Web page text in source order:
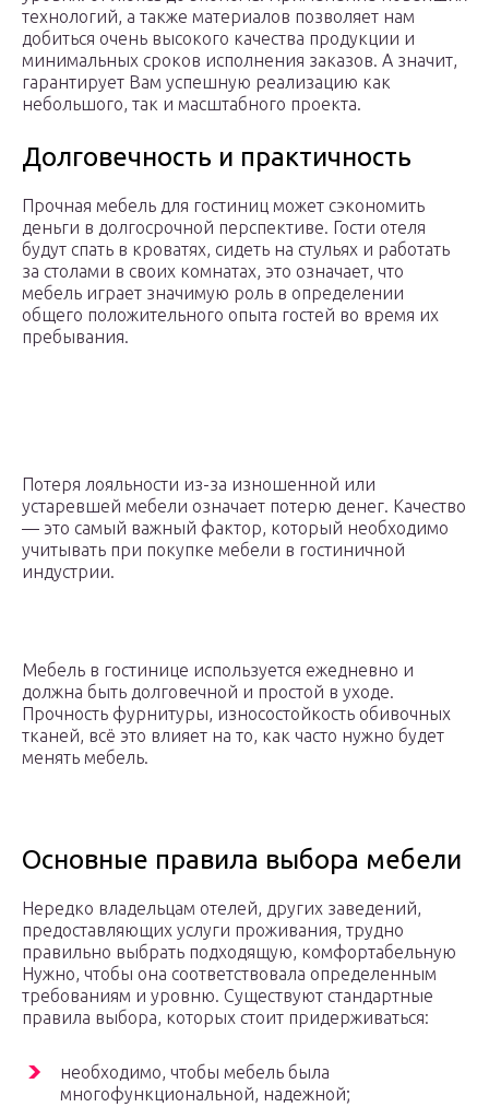
технологий, а также материалов позволяет нам
добиться очень высокого качества продукции и
минимальных сроков исполнения заказов. А значит,
гарантирует Вам успешную реализацию как
небольшого, так и масштабного проекта.
Долговечность и практичность
Прочная мебель для гостиниц может сэкономить
деньги в долгосрочной перспективе. Гости отеля
будут спать в кроватях, сидеть на стульях и работать
за столами в своих комнатах, это означает, что
мебель играет значимую роль в определении
общего положительного опыта гостей во время их
пребывания.
Потеря лояльности из-за изношенной или
устаревшей мебели означает потерю денег. Качество
— это самый важный фактор, который необходимо
учитывать при покупке мебели в гостиничной
индустрии.
Мебель в гостинице используется ежедневно и
должна быть долговечной и простой в уходе.
Прочность фурнитуры, износостойкость обивочных
тканей, всё это влияет на то, как часто нужно будет
менять мебель.
Основные правила выбора мебели
Нередко владельцам отелей, других заведений,
предоставляющих услуги проживания, трудно
правильно выбрать подходящую, комфортабельную
Нужно, чтобы она соответствовала определенным
требованиям и уровню. Существуют стандартные
правила выбора, которых стоит придерживаться:
необходимо, чтобы мебель была
многофункциональной, надежной;